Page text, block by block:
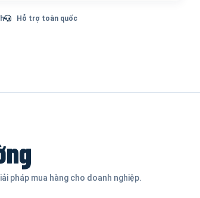
Hỗ trợ toàn quốc
pháp mua hàng cho doanh nghiệp.